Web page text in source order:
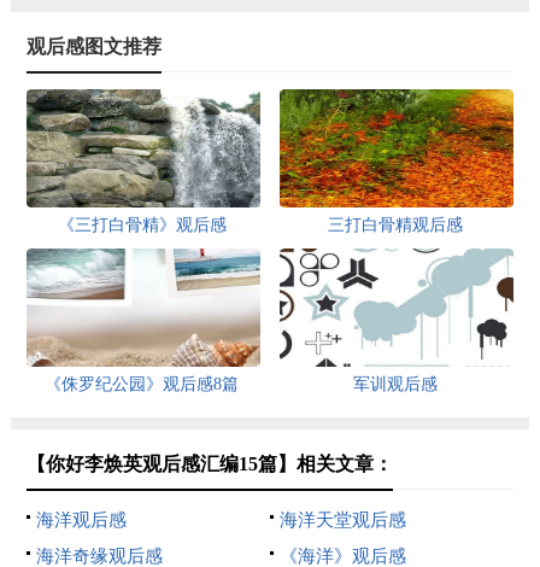
观后感图文推荐
《三打白骨精》观后感 三打白骨精观后感
《侏罗纪公园》观后感8篇 军训观后感
【你好李焕英观后感汇编15篇】相关文章：
海洋观后感
海洋天堂观后感
海洋奇缘观后感
《海洋》观后感